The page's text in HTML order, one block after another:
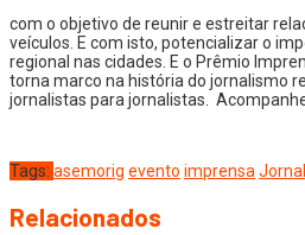
com o objetivo de reunir e estreitar
veículos. E com isto, potencializar o
regional nas cidades. E o Prêmio
torna marco na história do jornalismo
jornalistas para jornalistas.
Tags: asemorig evento imprensa
Relacionados